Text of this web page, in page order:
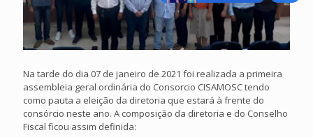
Na tarde do dia 07 de janeiro de 2021 foi realizada a primeira
assembleia geral ordinária do Consorcio CISAMOSC tendo
como pauta a eleição da diretoria que estará à frente do
consórcio neste ano. A composição da diretoria e do Conselho
Fiscal ficou assim definida: